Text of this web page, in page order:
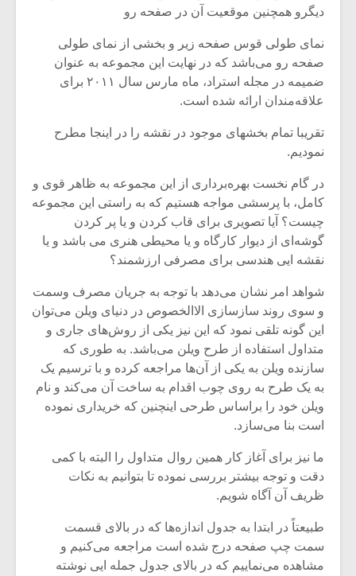
دیگرو همچنین موقعیت آن در صفحه رو
نمای طولی قوس صفحه زیر و بخشی از نمای طولی
صفحه رو می‌باشد که در نهایت این مجموعه به عنوان
ضمیمه در مجله استراد، ماه مارس سال ۲۰۱۱ برای
علاقه‌مندان ارائه شده است.
تقریبا تمام بخشهای موجود در نقشه را در اینجا مطرح
نمودیم.
در گام نخست بهره‌برداری از این مجموعه به ظاهر قوی و
کامل، با پرسشی مواجه هستیم که به راستی این مجموعه
چیست؟ آیا تصویری برای قاب کردن و یا پر کردن
گوشه‌ای از دیوار کارگاه و یا محیطی هنری می باشد و یا
نقشه ایی هندسی برای مصرفی ارزشمند؟
شواهد امر نشان می‌دهد با توجه به جریان مصرف وسمت
و سوی روند سازسازی الا‌الخصوص در دنیای ویلن می‌توان
این گونه تلقی نمود که این نیز یکی از روش‌های جاری و
متداول استفاده از طرح ویلن می‌باشد. به طوری که
سازنده ویلن به یکی از آن‌ها مراجعه کرده و با ترسیم یک
به یک طرح به روی چوب اقدام به ساخت آن می‌کند و نام
ویلن خود را براساس طرحی اینچنین که خریداری نموده
است بنا می‌سازد.
ما نیز برای آغاز کار همین روال متداول را البته با کمی
دقت و توجه بیشتر بررسی نموده تا بتوانیم به نکات
ظریف آن آگاه شویم.
طبیعتاً در ابتدا به جدول اندازه‌ها که در بالای قسمت
سمت چپ صفحه درج شده است مراجعه می‌کنیم و
مشاهده می‌نماییم که در بالای جدول جمله ایی نوشته